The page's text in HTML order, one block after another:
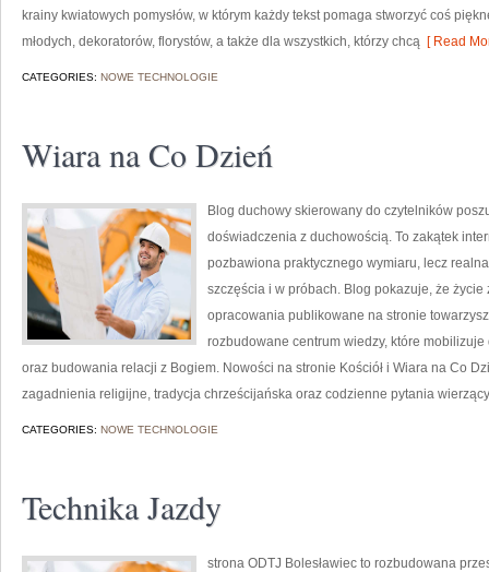
krainy kwiatowych pomysłów, w którym każdy tekst pomaga stworzyć coś
młodych, dekoratorów, florystów, a także dla wszystkich, którzy chcą [ Read
CATEGORIES: NOWE TECHNOLOGIE
Wiara na Co Dzień
Blog duchowy skierowany do czytelników
doświadczenia z duchowością. To zakątek
pozbawiona praktycznego wymiaru, lecz
szczęścia i w próbach. Blog pokazuje, że
opracowania publikowane na stronie
rozbudowane centrum wiedzy, które mobilizuje
oraz budowania relacji z Bogiem. Nowości na stronie Kościół i Wiara na Co
zagadnienia religijne, tradycja chrześcijańska oraz codzienne pytania
CATEGORIES: NOWE TECHNOLOGIE
Technika Jazdy
strona ODTJ Bolesławiec to rozbudowana